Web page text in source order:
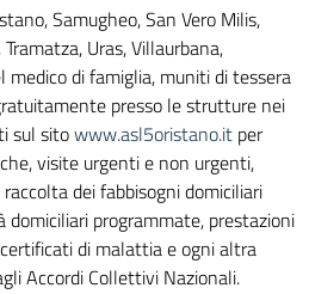
Samugheo, San Vero Milis,
Uras, Villaurbana,
medico di famiglia, muniti di tessera
presso le strutture nei
sul sitowww.asl5oristano.it per
visite urgenti e non urgenti,
dei fabbisogni domiciliari
programmate, prestazioni
di malattia e ogni altra
Accordi Collettivi Nazionali.